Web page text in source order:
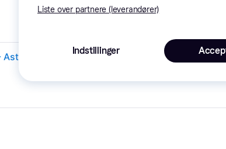
Liste over partnere (leverandører)
Indstillinger